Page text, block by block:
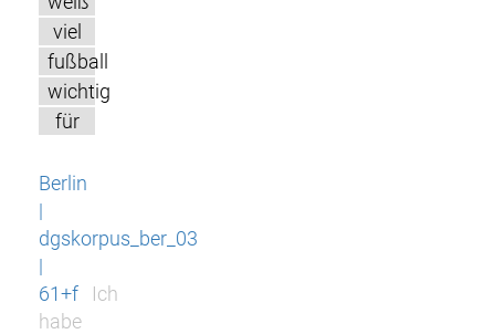
viel
fußball
wichtig
für
Berlin
|
dgskorpus_ber_03
|
61+f
Ich
habe